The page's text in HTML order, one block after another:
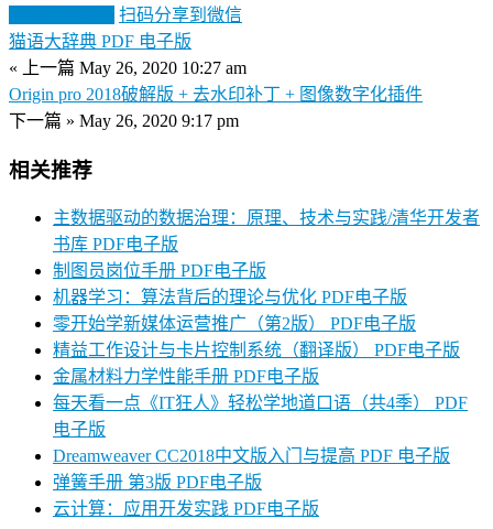
扫码分享到微信
猫语大辞典 PDF 电子版
« 上一篇 May 26, 2020 10:27 am
Origin pro 2018破解版 + 去水印补丁 + 图像数字化插件
下一篇 » May 26, 2020 9:17 pm
相关推荐
主数据驱动的数据治理：原理、技术与实践/清华开发者
书库 PDF电子版
制图员岗位手册 PDF电子版
机器学习：算法背后的理论与优化 PDF电子版
零开始学新媒体运营推广（第2版） PDF电子版
精益工作设计与卡片控制系统（翻译版） PDF电子版
金属材料力学性能手册 PDF电子版
每天看一点《IT狂人》轻松学地道口语（共4季） PDF
电子版
Dreamweaver CC2018中文版入门与提高 PDF 电子版
弹簧手册 第3版 PDF电子版
云计算：应用开发实践 PDF电子版